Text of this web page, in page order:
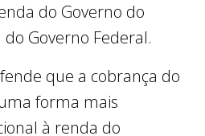
do Governo do
Governo Federal.
que a cobrança do
forma mais
à renda do